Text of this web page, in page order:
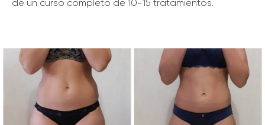
de un curso completo de 10-15 tratamientos.